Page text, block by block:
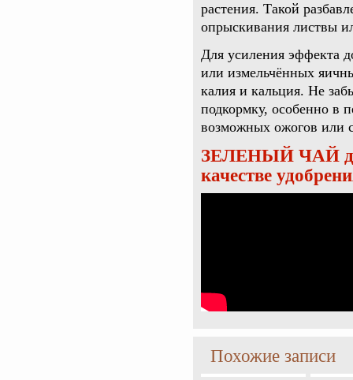
растения. Такой
опрыскивания листвы
Для усиления эффекта
или измельчённых
калия и кальция. Не
подкормку, особенно в
возможных ожогов или
ЗЕЛЕНЫЙ ЧАЙ
качестве
Похожие записи